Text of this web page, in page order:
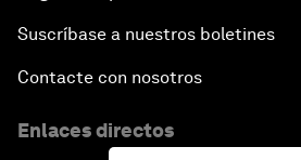
Suscríbase a nuestros boletines
Contacte con nosotros
Enlaces directos